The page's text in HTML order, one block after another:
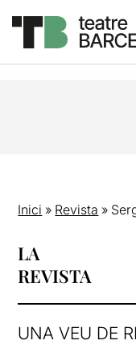
Inici » Revista »
LA
REVISTA
UNA VEU DE